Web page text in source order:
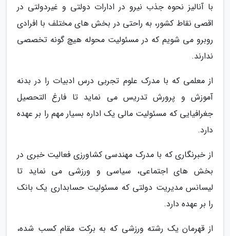
با آنالیز نحوه جذب نیرو در ادارات دولتی و غیردولتی در
اقصی نقاط کشور، به راحتی در بخش های مختلف با افرادی
روبرو می شویم که در مسئولیت محوله هیچ گونه تخصصی
ندارند.
از معلمی که با مدرک علوم تجربی درس ادبیات را در بدنه
آموزش و پرورش تدریس می نماید تا فارغ التحصیل
جغرافیایی که مسئولیت مالی یک اداره بسیار مهم را بر عهده
دارد.
از خبرنگاری که با مدرک مهندسی کشاورزی فعالیت خبری در
بخش های اجتماعی، سیاسی و ورزشی می نماید تا
لیسانس مدیریت دولتی که مسئولیت حسابداری یک بانک
را بر عهده دارد.
از قهرمان یک رشته ورزشی که به برکت مقام کسب شده،